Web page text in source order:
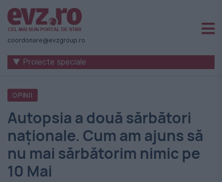
Știri
naționale
internaționale
România
-
Evenimentul
Zilei
coordonare@evzgroup.ro
▼ Proiecte speciale
OPINII
Autopsia a două sărbători
naționale. Cum am ajuns să
nu mai sărbătorim nimic pe
10 Mai